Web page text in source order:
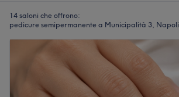
14 saloni che offrono:
pedicure semipermanente a Municipalità 3, Napoli